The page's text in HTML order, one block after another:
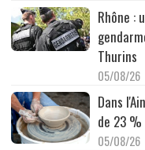
Rhône :
Thurins
05/08/26
Dans
de 23
05/08/26